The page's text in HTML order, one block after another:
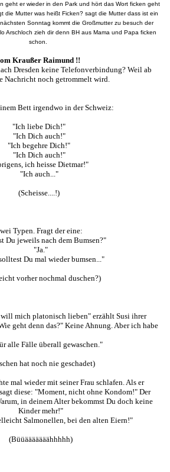
geht er wieder in den Park und hört das Wort ficken geht
die Mutter was heißt Ficken? sagt die Mutter dass ist ein
Sonntag kommt die Großmutter zu besuch der
Arschloch zieh dir denn BH aus Mama und Papa ficken
schon.
Kraußer Raimund !!
Dresden keine Telefonverbindung? Weil ab
Nachricht noch getrommelt wird.
Bett irgendwo in der Schweiz:
"Ich liebe Dich!"
"Ich Dich auch!"
"Ich begehre Dich!"
"Ich Dich auch!"
ich heisse Dietmar!"
"Ich auch..."
(Scheisse....!)
Typen. Fragt der eine:
Du jeweils nach dem Bumsen?"
"Ja."
Du mal wieder bumsen..."
vorher nochmal duschen?)
mich platonisch lieben" erzählt Susi ihrer
geht denn das?" Keine Ahnung. Aber ich habe
alle Fälle überall gewaschen."
hat noch nie geschadet)
mal wieder mit seiner Frau schlafen. Als er
diese: "Moment, nicht ohne Kondom!" Der
in deinem Alter bekommst Du doch keine
Kinder mehr!"
Salmonellen, bei den alten Eiern!"
(Büüääääääähhhhh)